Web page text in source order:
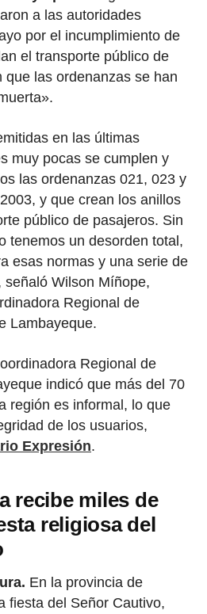
a las autoridades
por el incumplimiento de
el transporte público de
que las ordenanzas se han
en las últimas
muy pocas se cumplen y
las ordenanzas 021, 023 y
y que crean los anillos
público de pasajeros. Sin
tenemos un desorden total,
esas normas y una serie de
señaló Wilson Míñope,
Regional de
Lambayeque.
Regional de
indicó que más del 70
región es informal, lo que
de los usuarios,
Expresión.
recibe miles de
religiosa del
En la provincia de
fiesta del Señor Cautivo,